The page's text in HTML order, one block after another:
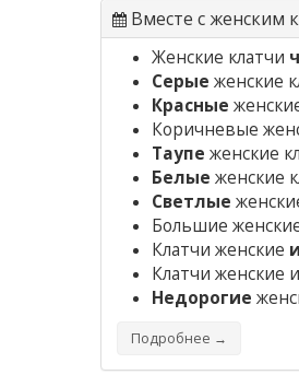
Вместе с женским
Женские клатчи
Серые женские
Красные
Коричневые
Таупе женские
Белые женские
Светлые
Большие
Клатчи женские
Клатчи женские
Недорогие
Подробнее →